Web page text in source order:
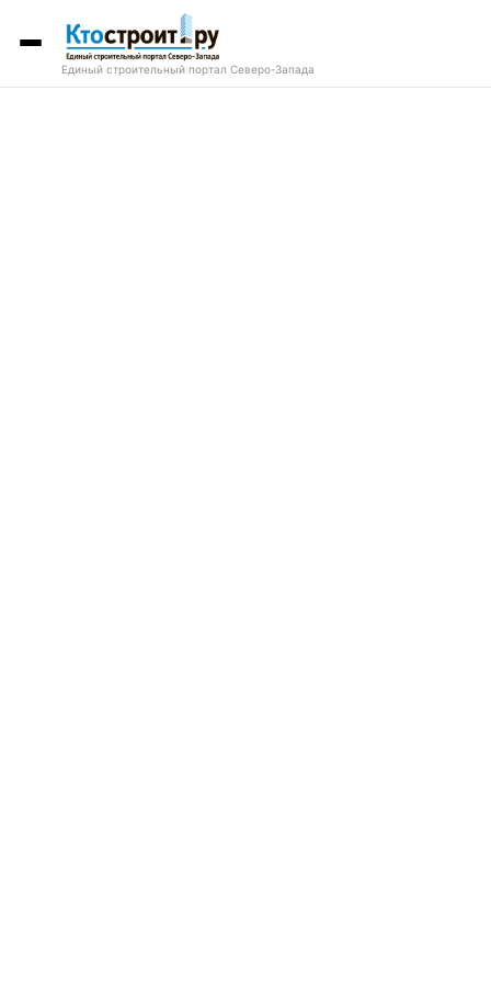
Единый строительный портал Северо-Запада